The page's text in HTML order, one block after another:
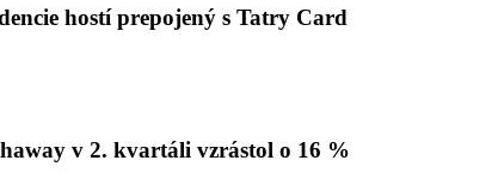
hostí prepojený s Tatry Card
v 2. kvartáli vzrástol o 16 %